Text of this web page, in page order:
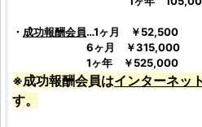
・ 成功報酬会員…1ヶ月 ￥52,500
6ヶ月 ￥315,000
1ヶ年 ￥525,000
※成功報酬会員はインターネッ
す。